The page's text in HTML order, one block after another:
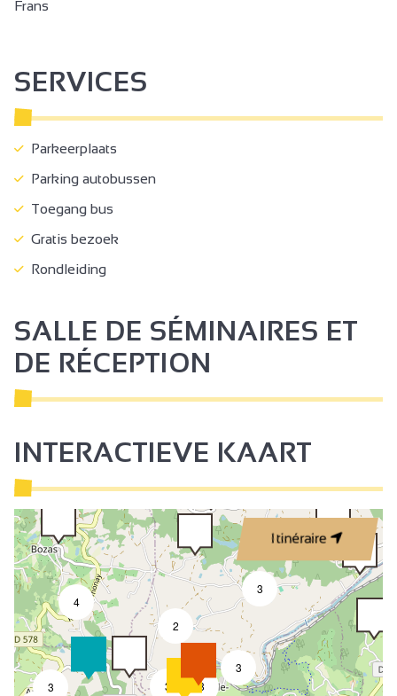
Frans
SERVICES
Parkeerplaats
Parking autobussen
Toegang bus
Gratis bezoek
Rondleiding
SALLE DE SÉMINAIRES ET
DE RÉCEPTION
INTERACTIEVE KAART
Itinéraire
3
4
3
2
3
8
3